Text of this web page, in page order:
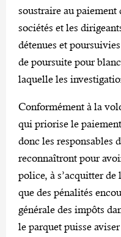
soustraire au paiement
sociétés et les
détenues et
de poursuite pour
laquelle les
Conformément à la
qui priorise le
donc les responsables
reconnaîtront pour
police, à s’acquitter
que des pénalités
générale des impôts
le parquet puisse